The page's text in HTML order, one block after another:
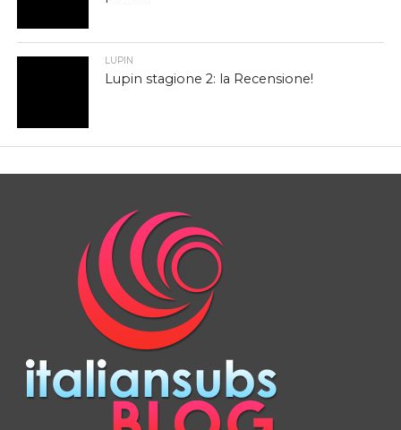
LUPIN
Lupin stagione 2: la Recensione!